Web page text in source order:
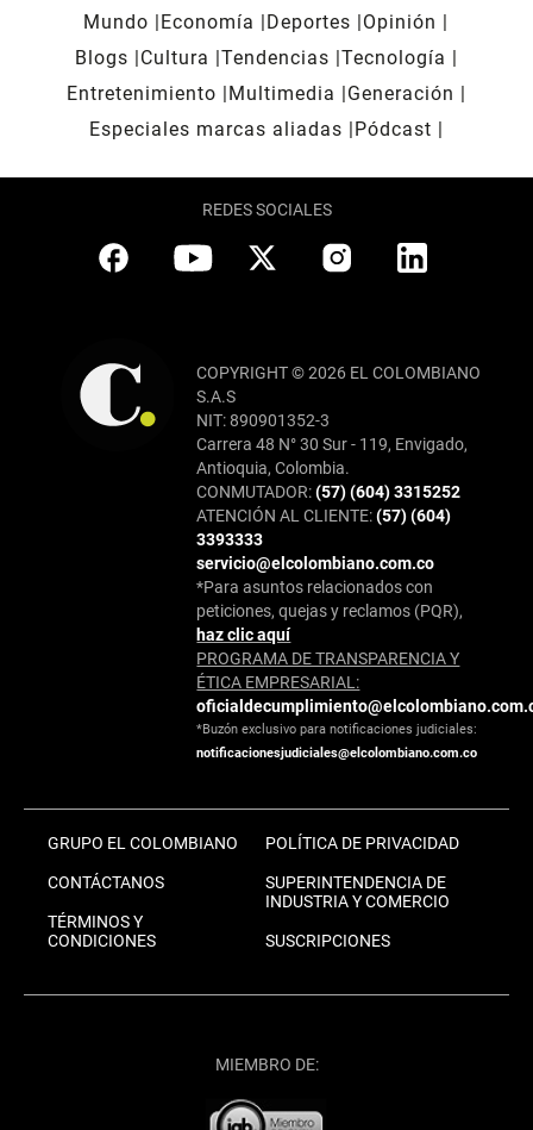
Mundo Economía Deportes
Opinión
Blogs
Cultura Tendencias Tecnología
Entretenimiento
Multimedia
Generación
Especiales marcas aliadas
Pódcast
REDES SOCIALES
COPYRIGHT © 2026 EL COLOMBIANO
S.A.S
NIT: 890901352-3
Carrera 48 N° 30 Sur - 119, Envigado,
Antioquia, Colombia.
CONMUTADOR:(57) (604) 3315252
ATENCIÓN AL CLIENTE:(57) (604)
3393333
servicio@elcolombiano.com.co
*Para asuntos relacionados con
peticiones, quejas y reclamos (PQR),
haz clic aquí
PROGRAMA DE TRANSPARENCIA Y
ÉTICA EMPRESARIAL:
*Buzón exclusivo para notificaciones judiciales:
notificacionesjudiciales@elcolombiano.com.co
GRUPO EL COLOMBIANO
CONTÁCTANOS
TÉRMINOS Y
CONDICIONES
POLÍTICA DE PRIVACIDAD
SUPERINTENDENCIA DE
INDUSTRIA Y COMERCIO
SUSCRIPCIONES
MIEMBRO DE: